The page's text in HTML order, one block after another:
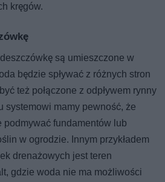
kręgów.
są umieszczone w
będzie spływać z różnych stron
też połączone z odpływem rynny
systemowi mamy pewność, że
podmywać fundamentów lub
w ogrodzie. Innym przykładem
drenażowych jest teren
gdzie woda nie ma możliwości